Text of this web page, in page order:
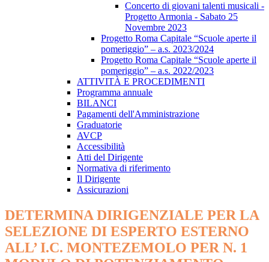
Concerto di giovani talenti musicali -
Progetto Armonia - Sabato 25
Novembre 2023
Progetto Roma Capitale “Scuole aperte il
pomeriggio” – a.s. 2023/2024
Progetto Roma Capitale “Scuole aperte il
pomeriggio” – a.s. 2022/2023
ATTIVITÀ E PROCEDIMENTI
Programma annuale
BILANCI
Pagamenti dell'Amministrazione
Graduatorie
AVCP
Accessibilità
Atti del Dirigente
Normativa di riferimento
Il Dirigente
Assicurazioni
DETERMINA DIRIGENZIALE PER LA
SELEZIONE DI ESPERTO ESTERNO
ALL’ I.C. MONTEZEMOLO PER N. 1